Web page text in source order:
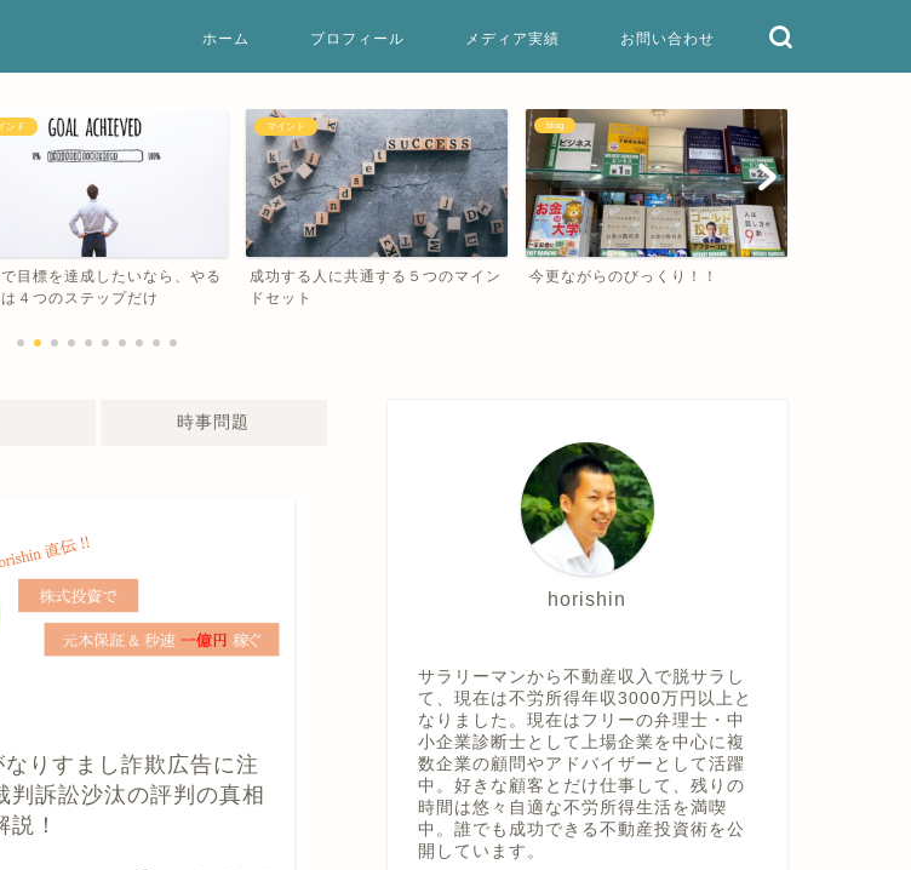
ホーム プロフィール メディア実績 お問い合わせ
ンド
る人に共通する５つのマイン
ト
blog
今更ながらのびっくり！！
マインド
成功したいなら成功者の真似をすれ
時事問題
りすまし詐欺広告に注
判訴訟沙汰の評判の真相
！
【必見】資料、預金残高書類改ざん
のTATERU。実態はどう?!
2018年9月22日
horishin
サラリーマンから不動産収入で脱サラし
て、現在は不労所得年収3000万円以上と
なりました。現在はフリーの弁理士・中
小企業診断士として上場企業を中心に複
数企業の顧問やアドバイザーとして活躍
中。好きな顧客とだけ仕事して、残りの
時間は悠々自適な不労所得生活を満喫
中。誰でも成功できる不動産投資術を公
開しています。